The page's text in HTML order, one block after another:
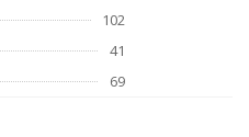
102
41
69